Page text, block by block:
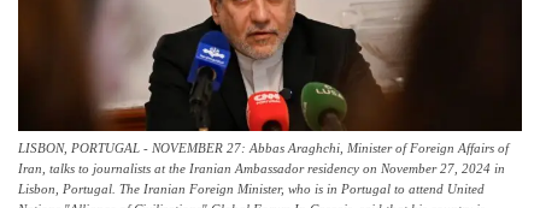
LISBON, PORTUGAL - NOVEMBER 27: Abbas Araghchi, Minister of Foreign Affairs of
Iran, talks to journalists at the Iranian Ambassador residency on November 27, 2024 in
Lisbon, Portugal. The Iranian Foreign Minister, who is in Portugal to attend United